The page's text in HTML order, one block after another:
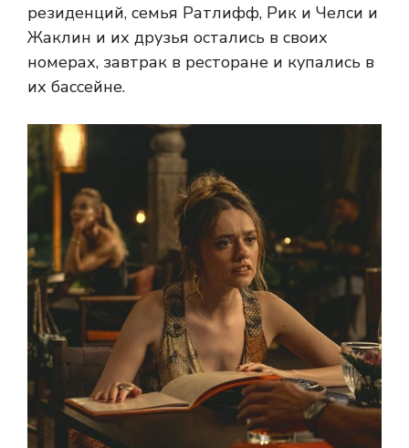
резиденций, семья Ратлифф, Рик и Челси и
Жаклин и их друзья остались в своих
номерах, завтрак в ресторане и купались в
их бассейне.